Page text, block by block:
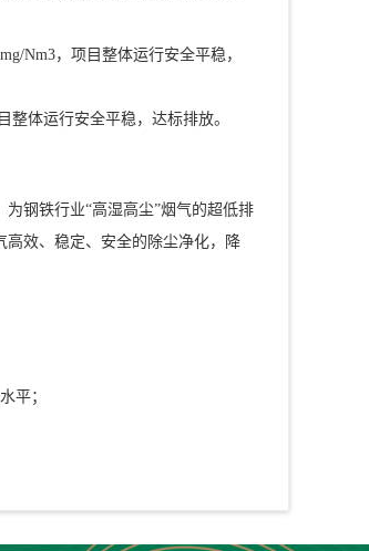
Nm3，项目整体运行安全平稳，
整体运行安全平稳，达标排放。
钢铁行业“高湿高尘”烟气的超低排
效、稳定、安全的除尘净化，降
平；